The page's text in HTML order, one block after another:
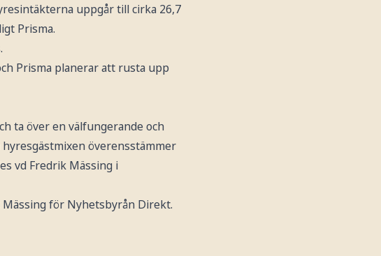
uppgår till cirka 26,7
Prisma.
Prisma planerar att rusta upp
ta över en välfungerande och
överensstämmer
vd Fredrik Mässing i
för Nyhetsbyrån Direkt.